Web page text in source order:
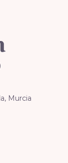
Murcia